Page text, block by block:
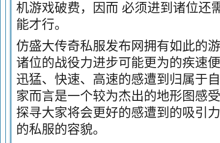
机游戏破费，因而 必须进到诸位还
能才行。
仿盛大传奇私服发布网拥有如此的
诸位的战役力进步可能更为的疾速
迅猛、快速、高速的感遭到归属于
家而言是一个较为杰出的地形图感
探寻大家将会更好的感遭到的吸引
的私服的容貌。